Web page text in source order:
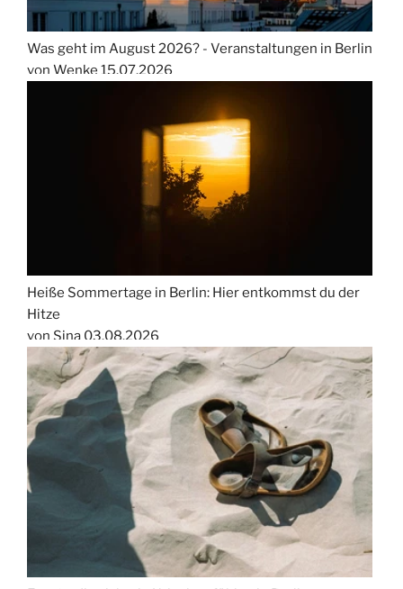
Was geht im August 2026? - Veranstaltungen in Berlin
von Wenke 15.07.2026
Heiße Sommertage in Berlin: Hier entkommst du der
Hitze
von Sina 03.08.2026